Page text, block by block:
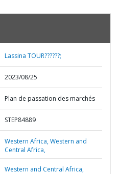
Lassina TOUR??????;
2023/08/25
Plan de passation des marchés
STEP84889
Western Africa,Western and
Central Africa,
Western and Central Africa,